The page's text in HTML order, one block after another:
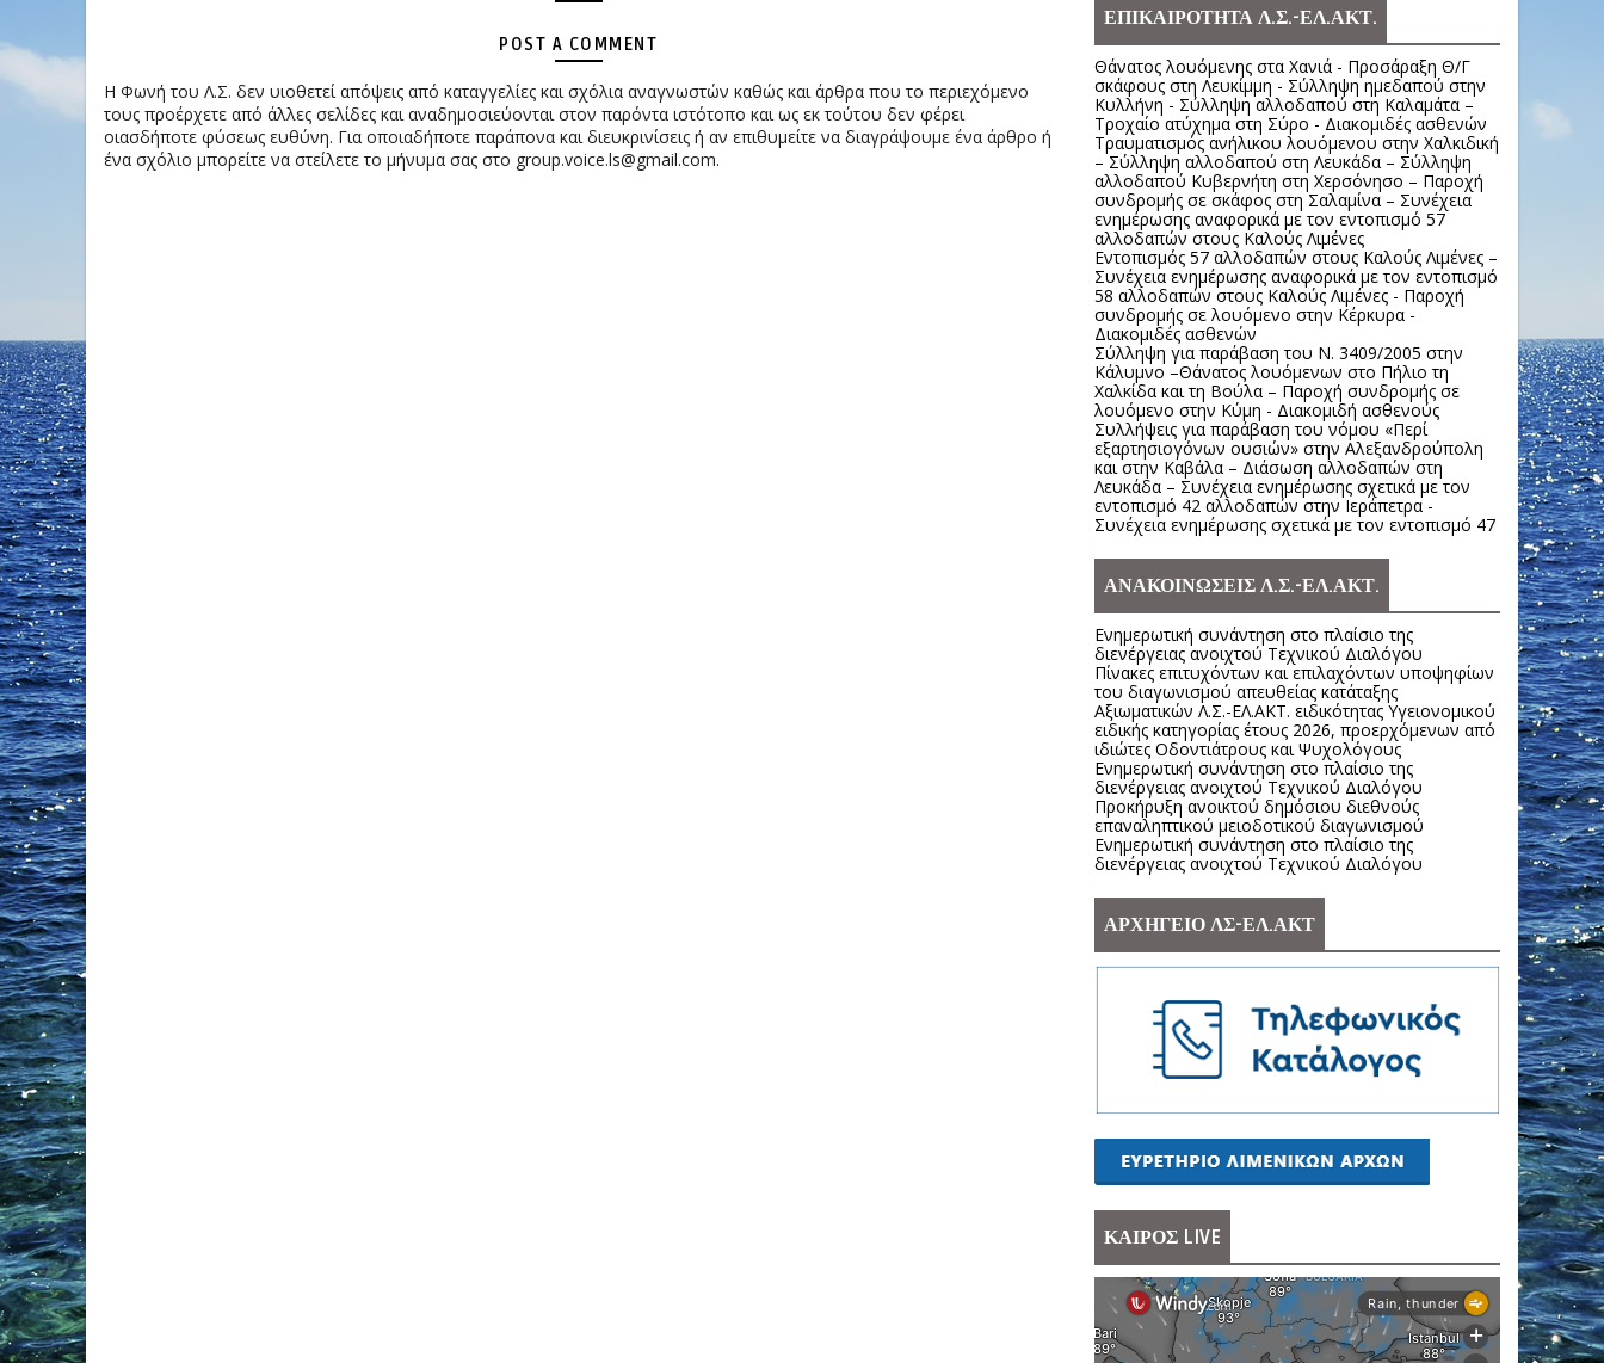
POST A COMMENT
Η Φωνή του Λ.Σ. δεν υιοθετεί απόψεις από καταγγελίες και σχόλια αναγνωστών καθώς και άρθρα που το περιεχόμενο
τους προέρχετε από άλλες σελίδες και αναδημοσιεύονται στον παρόντα ιστότοπο και ως εκ τούτου δεν φέρει
οιασδήποτε φύσεως ευθύνη. Για οποιαδήποτε παράπονα και διευκρινίσεις ή αν επιθυμείτε να διαγράψουμε ένα άρθρο ή
ένα σχόλιο μπορείτε να στείλετε το μήνυμα σας στο group.voice.ls@gmail.com.
ΕΠΙΚΑΙΡΟΤΗΤΑ Λ.Σ.-ΕΛ.ΑΚΤ.
Θάνατος λουόμενης στα Χανιά - Προσάραξη Θ/Γ
σκάφους στη Λευκίμμη - Σύλληψη ημεδαπού στην
Κυλλήνη - Σύλληψη αλλοδαπού στη Καλαμάτα –
Τροχαίο ατύχημα στη Σύρο - Διακομιδές ασθενών
Τραυματισμός ανήλικου λουόμενου στην Χαλκιδική
– Σύλληψη αλλοδαπού στη Λευκάδα – Σύλληψη
αλλοδαπού Κυβερνήτη στη Χερσόνησο – Παροχή
συνδρομής σε σκάφος στη Σαλαμίνα – Συνέχεια
ενημέρωσης αναφορικά με τον εντοπισμό 57
αλλοδαπών στους Καλούς Λιμένες
Εντοπισμός 57 αλλοδαπών στους Καλούς Λιμένες –
Συνέχεια ενημέρωσης αναφορικά με τον εντοπισμό
58 αλλοδαπών στους Καλούς Λιμένες - Παροχή
συνδρομής σε λουόμενο στην Κέρκυρα -
Διακομιδές ασθενών
Σύλληψη για παράβαση του Ν. 3409/2005 στην
Κάλυμνο –Θάνατος λουόμενων στο Πήλιο τη
Χαλκίδα και τη Βούλα – Παροχή συνδρομής σε
λουόμενο στην Κύμη - Διακομιδή ασθενούς
Συλλήψεις για παράβαση του νόμου «Περί
εξαρτησιογόνων ουσιών» στην Αλεξανδρούπολη
και στην Καβάλα – Διάσωση αλλοδαπών στη
Λευκάδα – Συνέχεια ενημέρωσης σχετικά με τον
εντοπισμό 42 αλλοδαπών στην Ιεράπετρα -
Συνέχεια ενημέρωσης σχετικά με τον εντοπισμό 47
ΑΝΑΚΟΙΝΩΣΕΙΣ Λ.Σ.-ΕΛ.ΑΚΤ.
Ενημερωτική συνάντηση στο πλαίσιο της
διενέργειας ανοιχτού Τεχνικού Διαλόγου
Πίνακες επιτυχόντων και επιλαχόντων υποψηφίων
του διαγωνισμού απευθείας κατάταξης
Αξιωματικών Λ.Σ.-ΕΛ.ΑΚΤ. ειδικότητας Υγειονομικού
ειδικής κατηγορίας έτους 2026, προερχόμενων από
ιδιώτες Οδοντιάτρους και Ψυχολόγους
Ενημερωτική συνάντηση στο πλαίσιο της
διενέργειας ανοιχτού Τεχνικού Διαλόγου
Προκήρυξη ανοικτού δημόσιου διεθνούς
επαναληπτικού μειοδοτικού διαγωνισμού
Ενημερωτική συνάντηση στο πλαίσιο της
διενέργειας ανοιχτού Τεχνικού Διαλόγου
ΑΡΧΗΓΕΙΟ ΛΣ-ΕΛ.ΑΚΤ
ΚΑΙΡΟΣ LIVE